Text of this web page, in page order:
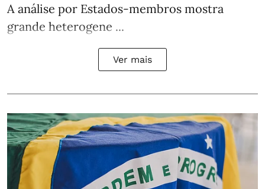
A análise por Estados‑membros mostra
grande heterogene ...
Ver mais